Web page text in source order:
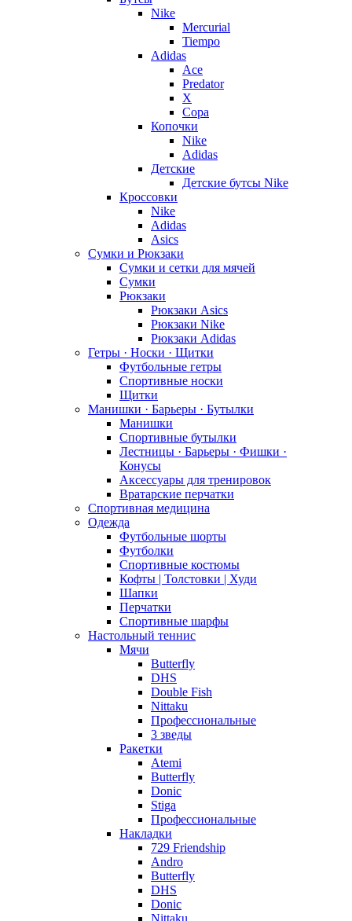
Nike
Mercurial
Tiempo
Adidas
Ace
Predator
X
Copa
Копочки
Nike
Adidas
Детские
Детские бутсы Nike
Кроссовки
Nike
Adidas
Asics
Сумки и Рюкзаки
Сумки и сетки для мячей
Сумки
Рюкзаки
Рюкзаки Asics
Рюкзаки Nike
Рюкзаки Adidas
Гетры · Носки · Щитки
Футбольные гетры
Спортивные носки
Щитки
Манишки · Барьеры · Бутылки
Манишки
Спортивные бутылки
Лестницы · Барьеры · Фишки ·
Конусы
Аксессуары для тренировок
Вратарские перчатки
Спортивная медицина
Одежда
Футбольные шорты
Футболки
Спортивные костюмы
Кофты | Толстовки | Худи
Шапки
Перчатки
Спортивные шарфы
Настольный теннис
Мячи
Butterfly
DHS
Double Fish
Nittaku
Профессиональные
3 зведы
Ракетки
Atemi
Butterfly
Donic
Stiga
Профессиональные
Накладки
729 Friendship
Andro
Butterfly
DHS
Donic